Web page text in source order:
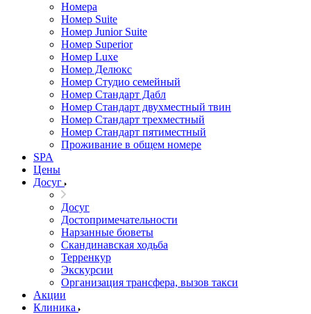
Номера
Номер Suite
Номер Junior Suite
Номер Superior
Номер Luxe
Номер Делюкс
Номер Студио семейный
Номер Стандарт Дабл
Номер Стандарт двухместный твин
Номер Стандарт трехместный
Номер Стандарт пятиместный
Проживание в общем номере
SPA
Цены
Досуг
Досуг
Достопримечательности
Нарзанные бюветы
Скандинавская ходьба
Терренкур
Экскурсии
Организация трансфера, вызов такси
Акции
Клиника